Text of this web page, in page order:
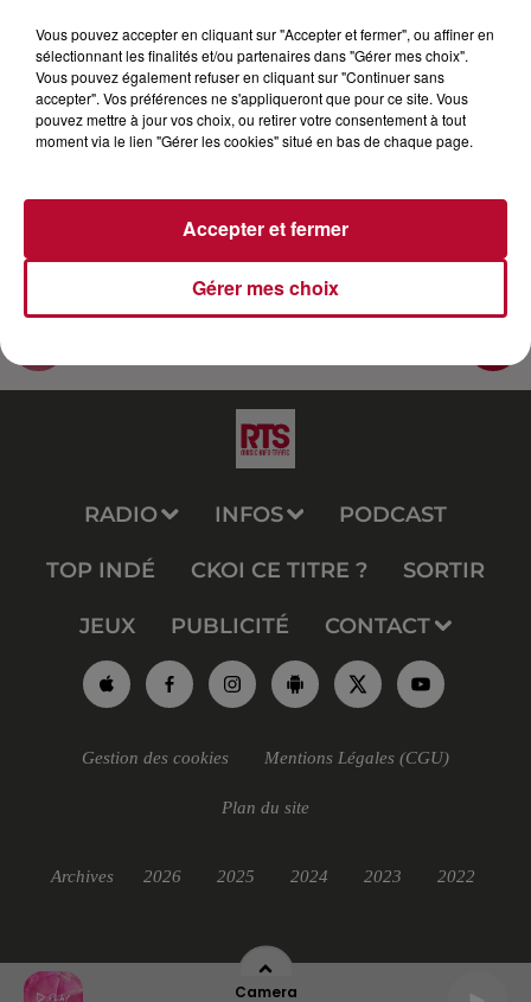
Camera
la culture américaine, la folk et la country tout en
restant dans l’ère du temps. Dans cette interview,
Nico revient avec Adé sur ce premier album solo en
prenant le temps d’analyser les titres mais aussi
l’histoire d’Adé de ses débuts avec Thérapie Taxi à sa
RADIO INFOS PODCAST
TOP INDÉ CKOI CE TITRE ? SORTIR
JEUX PUBLICITÉ CONTACT
Gestion des cookies Mentions Légales (CGU)
Plan du site
Archives 2026 2025 2024 2023 2022
Vous pouvez accepter en cliquant sur "Accepter et fermer", ou affiner en
sélectionnant les finalités et/ou partenaires dans "Gérer mes choix".
Vous pouvez également refuser en cliquant sur "Continuer sans
accepter". Vos préférences ne s'appliqueront que pour ce site. Vous
pouvez mettre à jour vos choix, ou retirer votre consentement à tout
moment via le lien "Gérer les cookies" situé en bas de chaque page.
Gérer mes choix
Accepter et fermer